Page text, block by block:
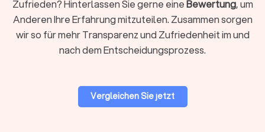
Heizungsanlagen, sondern auch regelmäßige Wartungen und
schnelle Reparaturen im Falle von Störungen. Spezialisierte
Heizungsbauer sind auch mit modernen Technologien
vertraut, wie der Integration von Wärmepumpen,
Solaranlagen und intelligenten Steuerungssystemen für eine
Heizung optimal funktioniert und Ihre Energiekosten senken.
Zufrieden? Hinterlassen Sie gerne eineBewertung, um
Anderen Ihre Erfahrung mitzuteilen. Zusammen sorgen
wir so für mehr Transparenz und Zufriedenheit im und
nach dem Entscheidungsprozess.
Vergleichen Sie jetzt